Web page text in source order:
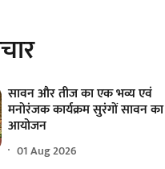
सावन और तीज का एक भव्य एवं
मनोरंजक कार्यक्रम सुरंगों सावन का
आयोजन
01 Aug 2026